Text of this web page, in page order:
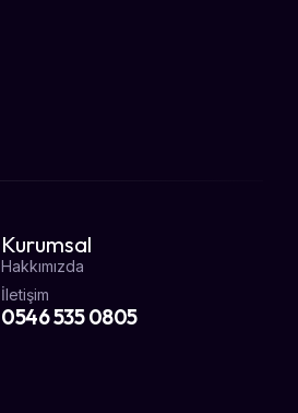
Kurumsal
Hakkımızda
İletişim
0546 535 0805